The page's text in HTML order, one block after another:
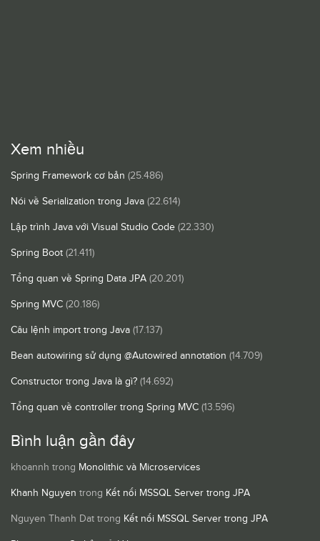
Xem nhiều
Spring Framework cơ bản (25.486)
Nói về Serialization trong Java (22.614)
Lập trình Java với Visual Studio Code (22.330)
Spring Boot (21.411)
Tổng quan về Spring Data JPA (20.201)
Spring MVC (20.186)
Câu lệnh import trong Java (17.137)
Bean autowiring sử dụng @Autowired annotation (14.709)
Constructor trong Java là gì? (14.692)
Tổng quan về controller trong Spring MVC (13.596)
Bình luận gần đây
khoannh trong Monolithic và Microservices
Khanh Nguyen trong Kết nối MSSQL Server trong JPA
Nguyen Thanh Dat trong Kết nối MSSQL Server trong JPA